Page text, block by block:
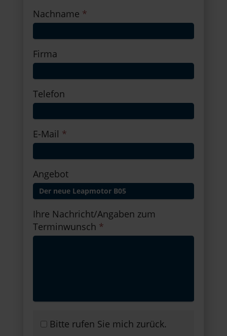
Nachname *
Firma
Telefon
E-Mail *
Angebot
Ihre Nachricht/Angaben zum
Terminwunsch *
Bitte rufen Sie mich zurück.